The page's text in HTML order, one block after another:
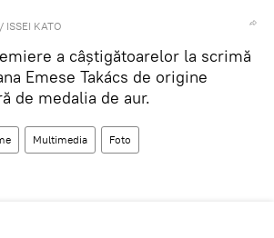
/ ISSEI KATO
a câștigătoarelor la scrimă
Emese Takács de origine
de medalia de aur.
Multimedia Foto